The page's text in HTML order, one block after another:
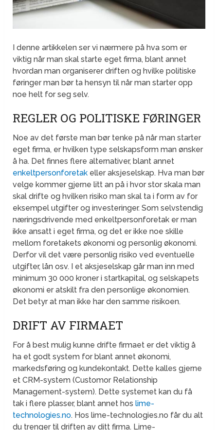
I denne artikkelen ser vi nærmere på hva som er
viktig når man skal starte eget firma, blant annet
hvordan man organiserer driften og hvilke politiske
føringer man bør ta hensyn til når man starter opp
noe helt for seg selv.
REGLER OG POLITISKE FØRINGER
Noe av det første man bør tenke på når man starter
eget firma, er hvilken type selskapsform man ønsker
å ha. Det finnes flere alternativer, blant annet
enkeltpersonforetak eller aksjeselskap. Hva man bør
velge kommer gjerne litt an på i hvor stor skala man
skal drifte og hvilken risiko man skal ta i form av for
eksempel utgifter og investeringer. Som selvstendig
næringsdrivende med enkeltpersonforetak er man
ikke ansatt i eget firma, og det er ikke noe skille
mellom foretakets økonomi og personlig økonomi.
Derfor vil det være personlig risiko ved eventuelle
utgifter, lån osv. I et aksjeselskap går man inn med
minimum 30 000 kroner i startkapital, og selskapets
økonomi er atskilt fra den personlige økonomien.
Det betyr at man ikke har den samme risikoen.
DRIFT AV FIRMAET
For å best mulig kunne drifte firmaet er det viktig å
ha et godt system for blant annet økonomi,
markedsføring og kundekontakt. Dette kalles gjerne
et CRM-system (Customor Relationship
Management-system). Dette systemet kan du få
tak i flere plasser, blant annet hoslime-
technologies.no. Hos lime-technologies.no får du alt
du trenger til driften av ditt firma. Lime-